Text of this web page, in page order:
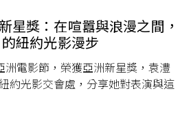
星獎：在喧囂與浪漫之間，
紐約光影漫步
電影節，榮獲亞洲新星獎，袁澧
約光影交會處，分享她對表演與這